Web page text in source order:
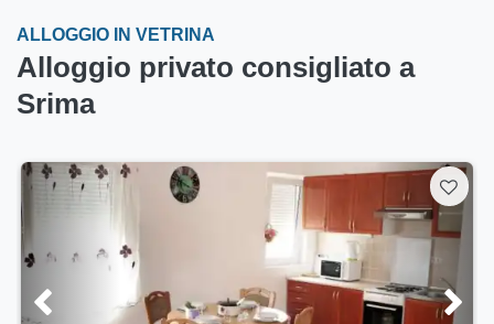
ALLOGGIO IN VETRINA
Alloggio privato consigliato a
Srima